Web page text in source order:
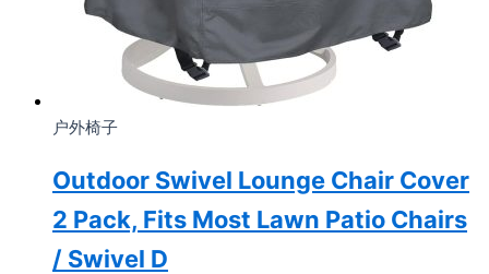
户外椅子
Outdoor Swivel Lounge Chair Cover
2 Pack, Fits Most Lawn Patio Chairs
/ Swivel D